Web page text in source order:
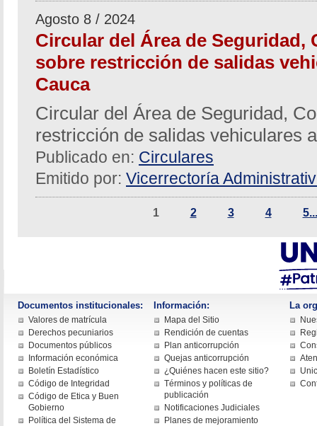
Agosto 8 / 2024
Circular del Área de Seguridad,
sobre restricción de salidas
Cauca
Circular del Área de Seguridad,
restricción de salidas vehiculares
Publicado en: Circulares
Emitido por: Vicerrectoría
1 2 3 4 5...
Documentos institucionales:
Valores de matrícula
Derechos pecuniarios
Documentos públicos
Información económica
Boletín Estadístico
Código de Integridad
Código de Etica y Buen
Gobierno
Política del Sistema de
Información:
Mapa del Sitio
Rendición de cuentas
Plan anticorrupción
Quejas anticorrupción
¿Quiénes hacen este sitio?
Términos y políticas de
publicación
Notificaciones Judiciales
Planes de mejoramiento
La